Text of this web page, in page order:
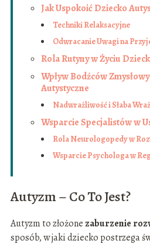
Jak Uspokoić Dziecko
Techniki Relaksacyjne
Odwracanie Uwagi na
Rola Rutyny w Życiu
Wpływ Bodźców
Autystyczne
Nadwrażliwość i Słaba
Wsparcie Specjalistów w
Rola Neurologopedy w
Wsparcie Psychologa w
Autyzm – Co To Jest?
Autyzm to złożonezaburzenie
sposób, w jaki dziecko postrzega